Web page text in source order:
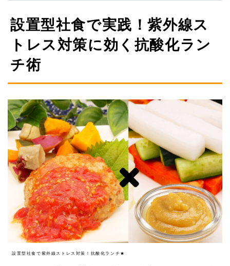
設置型社食で実践！紫外線ス
トレス対策に効く抗酸化ラン
チ術
設置型社食で紫外線ストレス対策！抗酸化ランチ★